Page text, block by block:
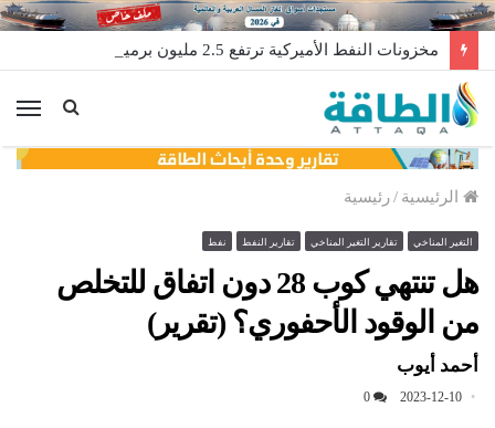
الرئيسية /رئيسية
التغير المناخي تقارير التغير المناخي تقارير النفط نفط
هل تنتهي كوب 28 دون اتفاق للتخلص
من الوقود الأحفوري؟ (تقرير)
أحمد أيوب
2023-12-10
0